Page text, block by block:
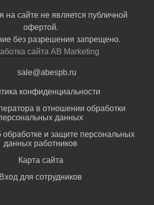
сайте не является публичной
офертой.
без разрешения запрещено.
сайта AB Marketing
sale@abespb.ru
конфиденциальности
в отношении обработки
данных
и защите персональных
данных работников
Карта сайта
Вход для сотрудников